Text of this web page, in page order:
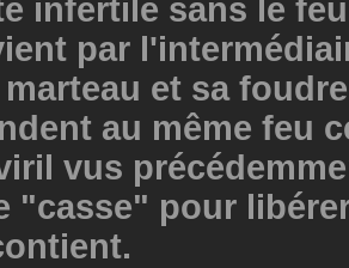
infertile sans le
par
et sa
au même feu
vus
"casse" pour